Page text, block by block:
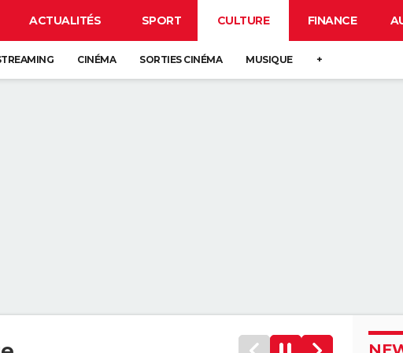
ACTUALITÉS SPORT CULTURE FINANCE
CINÉMA SORTIES CINÉMA MUSIQUE +